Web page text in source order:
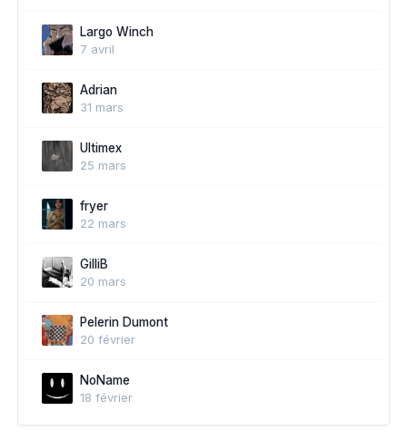
Largo Winch
7 avril
Adrian
31 mars
Ultimex
25 mars
fryer
22 mars
GilliB
20 mars
Pelerin Dumont
20 février
NoName
18 février